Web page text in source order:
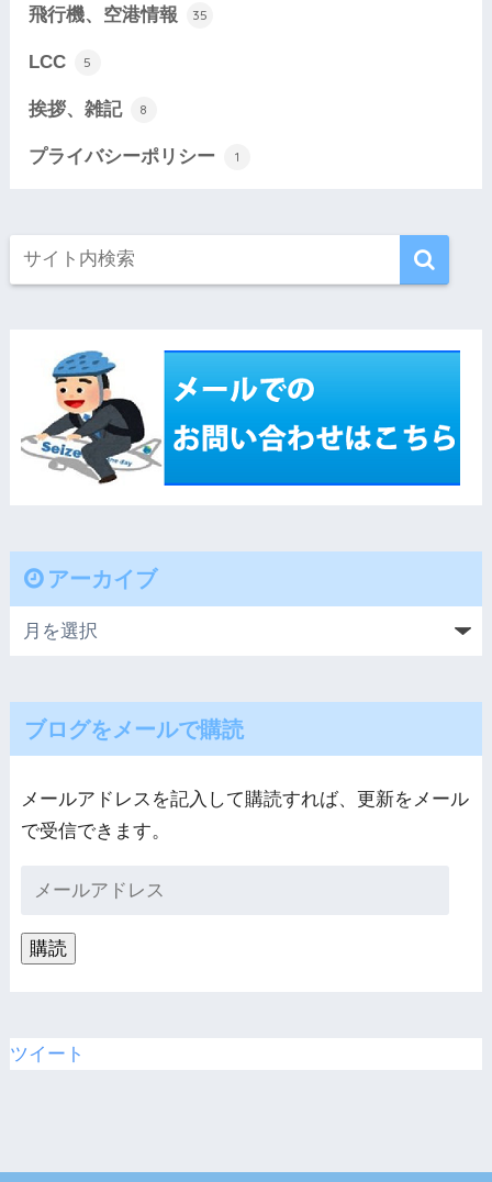
飛行機、空港情報 35
LCC 5
挨拶、雑記 8
プライバシーポリシー 1
アーカイブ
ブログをメールで購読
メールアドレスを記入して購読すれば、更新をメール
で受信できます。
購読
ツイート